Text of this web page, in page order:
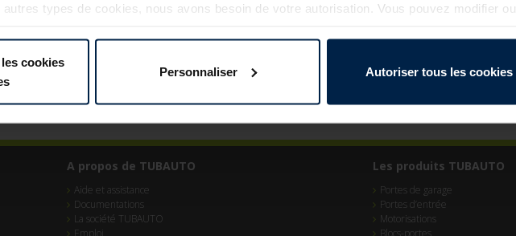
types de cookies, nous avons besoin de votre autorisation. Vous pouvez modifier ou
cookies
Personnaliser Autoriser tous les cookies
A propos de TUBAUTO
Aide et assistance
Documentations
La société TUBAUTO
Emploi
Les produits TUBAUTO
Portes de garage
Portes d’entrée
Motorisations
Blocs-portes